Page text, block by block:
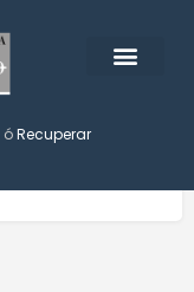
óRecuperar